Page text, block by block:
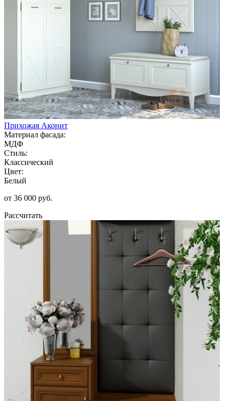
Прихожая Аконит
Материал фасада:
МДФ
Стиль:
Классический
Цвет:
Белый
от 36 000 руб.
Рассчитать